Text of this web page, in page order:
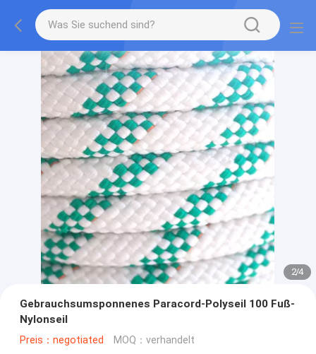
2/4
Gebrauchsumsponnenes Paracord-Polyseil 100 Fuß-
Nylonseil
Preis：negotiated MOQ：verhandelt